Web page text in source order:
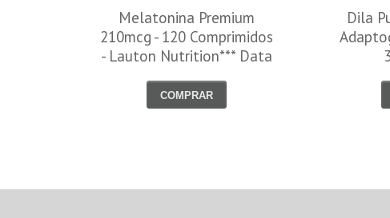
Melatonina Premium
210mcg - 120 Comprimidos
- Lauton Nutrition*** Data
COMPRAR
Dila